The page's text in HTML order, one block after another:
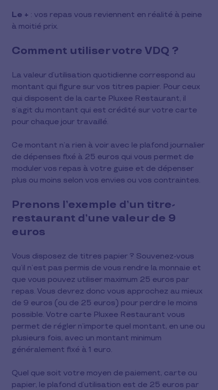
Le + : vos repas vous reviennent en réalité à peine
à moitié prix.
Comment utiliser votre VDQ ?
La valeur d’utilisation quotidienne correspond au
montant qui figure sur vos titres papier. Pour ceux
qui disposent de la carte Pluxee Restaurant, il
s’agit du montant qui est crédité sur votre carte
pour chaque jour travaillé.
Ce montant n’a rien à voir avec le plafond journalier
de dépenses fixé à 25 euros qui vous permet de
moduler vos repas à votre guise et de dépenser
plus ou moins selon vos envies ou vos contraintes.
Prenons l’exemple d’un titre-
restaurant d’une valeur de 9
euros
Vous disposez de titres papier ? Souvenez-vous
qu’il n’est pas permis de vous rendre la monnaie et
que vous pouvez utiliser maximum 25 euros par
repas. Vous devrez donc vous approchez au mieux
de 9 euros (ou de 25 euros) pour perdre le moins
possible. Votre carte Pluxee Restaurant vous
permet de régler n’importe quel montant, en une ou
plusieurs fois, avec un montant minimum
généralement fixé à 1 euro.
Quel que soit votre moyen de paiement, carte ou
papier, le plafond d’utilisation est de 25 euros par